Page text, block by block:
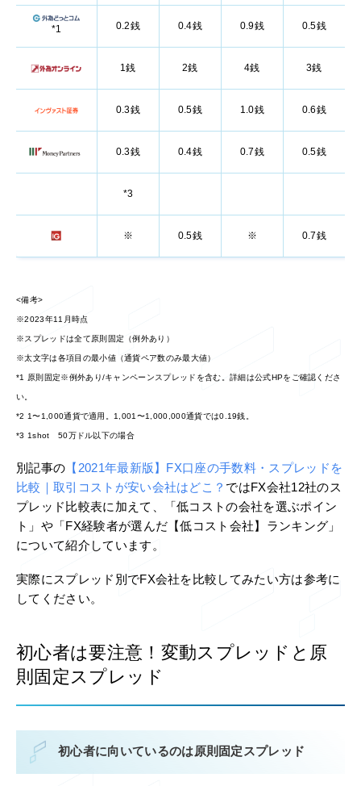
*1 0.2銭 0.4銭 0.9銭 0.5銭
1銭 2銭 4銭 3銭
0.3銭 0.5銭 1.0銭 0.6銭
0.3銭 0.4銭 0.7銭 0.5銭
*3
※ 0.5銭 ※ 0.7銭
<備考>
※2023年11月時点
※スプレッドは全て原則固定（例外あり）
※太文字は各項目の最小値（通貨ペア数のみ最大値）
*1 原則固定※例外あり/キャンペーンスプレッドを含む。詳細は公式HPをご確認くださ
い。
*2 1〜1,000通貨で適用。1,001〜1,000,000通貨では0.19銭。
*3 1shot 50万ドル以下の場合
別記事の 【2021年最新版】FX口座の手数料・スプレッドを
比較｜取引コストが安い会社はどこ？ ではFX会社12社のス
プレッド比較表に加えて、「低コストの会社を選ぶポイン
ト」や「FX経験者が選んだ【低コスト会社】ランキング」
について紹介しています。
実際にスプレッド別でFX会社を比較してみたい方は参考に
してください。
初心者は要注意！変動スプレッドと原
則固定スプレッド
初心者に向いているのは原則固定スプレッド